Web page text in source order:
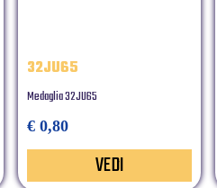
32JU65
Medaglia 32JU65
€ 0,80
VEDI